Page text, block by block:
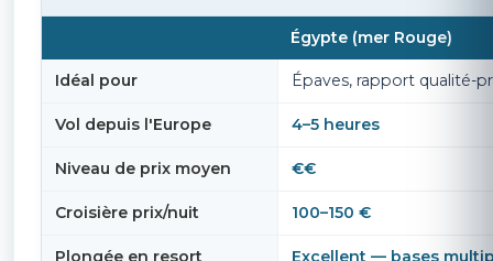
Égypte (mer Rouge)
Idéal pour Épaves, rapport qualité-
Vol depuis l'Europe 4–5 heures
Niveau de prix moyen €€
Croisière prix/nuit 100–150 €
Plongée en resort Excellent — bases